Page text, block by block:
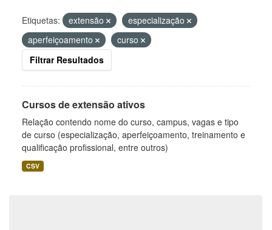
Etiquetas: extensão
especialização
aperfeiçoamento
curso
Filtrar Resultados
Cursos de extensão ativos
Relação contendo nome do curso, campus, vagas e tipo
de curso (especialização, aperfeiçoamento, treinamento e
qualificação profissional, entre outros)
CSV